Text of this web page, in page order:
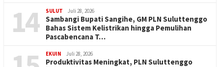
14 SULUT Juli 28, 2026
Sambangi Bupati Sangihe, GM PLN Suluttenggo
Bahas Sistem Kelistrikan hingga Pemulihan
Pascabencana T…
EKUIN Juli 28, 2026
Produktivitas Meningkat, PLN Suluttenggo